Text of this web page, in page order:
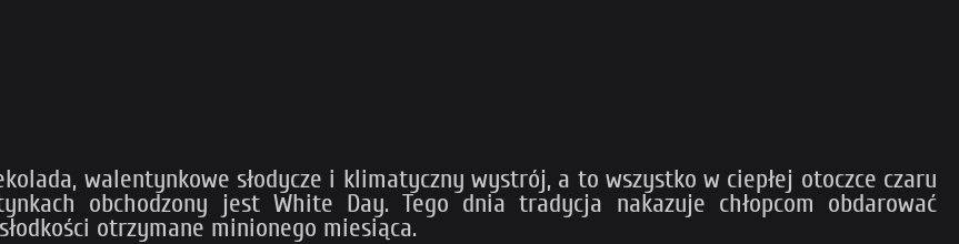
walentynkowe słodycze i klimatyczny wystrój, a to wszystko w ciepłej otoczce czaru
obchodzony jest White Day. Tego dnia tradycja nakazuje chłopcom obdarować
otrzymane minionego miesiąca.